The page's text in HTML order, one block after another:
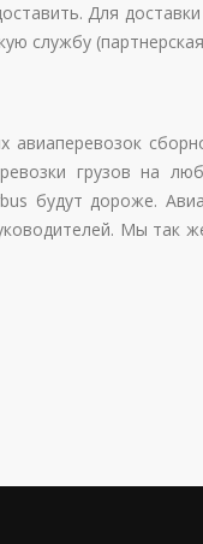
Для
службу
грузов на
будут дороже.
Мы так